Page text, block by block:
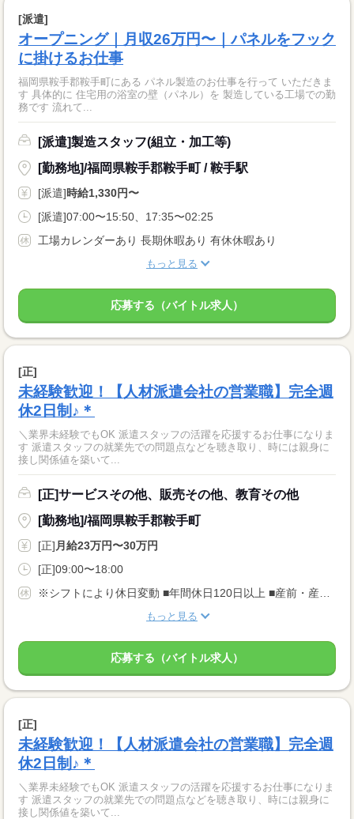
[派遣]
オープニング｜月収26万円〜｜パネルをフック
に掛けるお仕事
福岡県鞍手郡鞍手町にある パネル製造のお仕事を行って いただきま
す 具体的に 住宅用の浴室の壁（パネル）を 製造している工場での勤
務です 流れて...
[派遣]製造スタッフ(組立・加工等)
[勤務地]/福岡県鞍手郡鞍手町 / 鞍手駅
[派遣]時給1,330円〜
[派遣]07:00〜15:50、17:35〜02:25
工場カレンダーあり 長期休暇あり 有休休暇あり
もっと見る
応募する（バイトル求人）
[正]
未経験歓迎！【人材派遣会社の営業職】完全週
休2日制♪＊
＼業界未経験でもOK 派遣スタッフの活躍を応援するお仕事になりま
す 派遣スタッフの就業先での問題点などを聴き取り、時には親身に
接し関係値を築いて...
[正]サービスその他、販売その他、教育その他
[勤務地]/福岡県鞍手郡鞍手町
[正] 月給23万円〜30万円
[正]09:00〜18:00
もっと見る
応募する（バイトル求人）
[正]
未経験歓迎！【人材派遣会社の営業職】完全週
休2日制♪＊
＼業界未経験でもOK 派遣スタッフの活躍を応援するお仕事になりま
す 派遣スタッフの就業先での問題点などを聴き取り、時には親身に
接し関係値を築いて...